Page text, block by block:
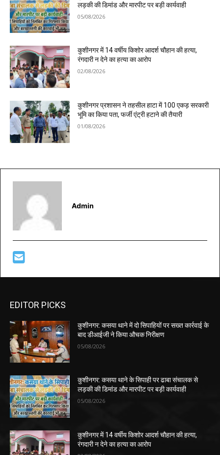
लड़की की डिमांड और मारपीट पर बड़ी कार्यवाही
05/08/2026
कुशीनगर में 14 वर्षीय किशोर आदर्श चौहान की हत्या,
रंगदारी न देने का हत्या का आरोप
02/08/2026
कुशीनगर प्रशासन ने तहसील हाटा में 100 एकड़ सरकारी
भूमि का किया पता, फर्जी एंट्री हटाने की तैयारी
01/08/2026
Admin
EDITOR PICKS
कुशीनगर: कसया थाने में दो सिपाहियों पर सख्त कार्रवाई के
बाद डीआईजी ने किया औचक निरीक्षण
05/08/2026
कुशीनगर: कसया थाने के सिपाही पर ढाबा संचालक से
लड़की की डिमांड और मारपीट पर बड़ी कार्यवाही
05/08/2026
कुशीनगर में 14 वर्षीय किशोर आदर्श चौहान की हत्या,
रंगदारी न देने का हत्या का आरोप